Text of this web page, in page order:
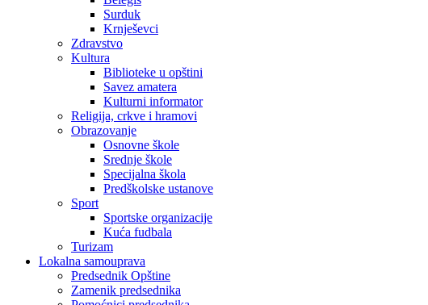
Surduk
Krnješevci
Zdravstvo
Kultura
Biblioteke u opštini
Savez amatera
Kulturni informator
Religija, crkve i hramovi
Obrazovanje
Osnovne škole
Srednje škole
Specijalna škola
Predškolske ustanove
Sport
Sportske organizacije
Kuća fudbala
Turizam
Lokalna samouprava
Predsednik Opštine
Zamenik predsednika